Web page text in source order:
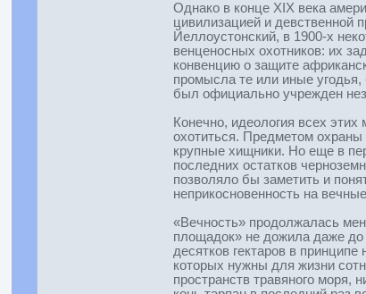
Однако в конце XIX века
цивилизацией и девственной
Йеллоустонский, в 1900-х
венценосных охотников: их
конвенцию о защите
промысла те или иные
был официально учрежден
Конечно, идеология всех
охотиться. Предметом
крупные хищники. Но еще в
последних остатков
позволяло бы заметить и
неприкосновенность на
«Вечность» продолжалась
площадок» не дожила даже
десятков гектаров в
которых нужны для жизни
пространств травяного моря,